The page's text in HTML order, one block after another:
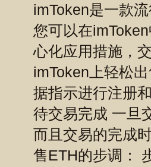
imToken是一款
您可以在
心化应用措施，
imToken上轻松
据指示进行注册
待交易完成 一旦
而且交易的完成
售ETH的步调：